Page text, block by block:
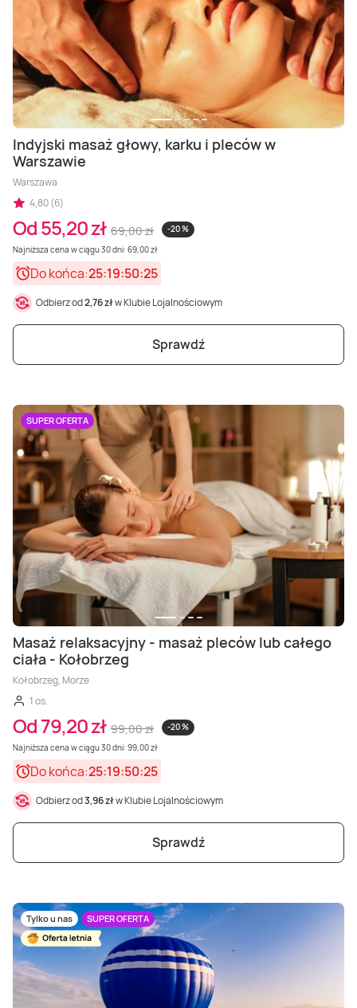
Indyjski masaż głowy, karku i pleców w
Warszawie
Warszawa
4,80 (6)
Od 55,20 zł 69,00 zł
-20 %
Najniższa cena w ciągu 30 dni: 69,00 zł
Do końca:25:19:50:23
Odbierz od2,76 złw Klubie Lojalnościowym
Sprawdź
SUPER OFERTA
Masaż relaksacyjny - masaż pleców lub całego
ciała - Kołobrzeg
Kołobrzeg, Morze
1 os.
Od 79,20 zł 99,00 zł
-20 %
Najniższa cena w ciągu 30 dni: 99,00 zł
Do końca:25:19:50:23
Odbierz od3,96 złw Klubie Lojalnościowym
Sprawdź
Tylko u nas SUPER OFERTA